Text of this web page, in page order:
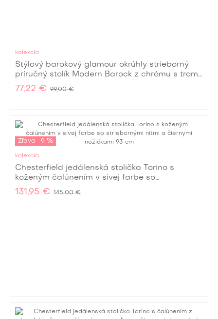
kolekcia
Štýlový barokový glamour okrúhly strieborný
príručný stolík Modern Barock z chrómu s tromi
kabriolovými nožičkami 55 cm
77,22 € 99,00 €
Zľava -9 %
kolekcia
Chesterfield jedálenská stolička Torino s
koženým čalúnením v sivej farbe so
striebornými nitmi a čiernymi nožičkami 93 cm
131,95 € 145,00 €